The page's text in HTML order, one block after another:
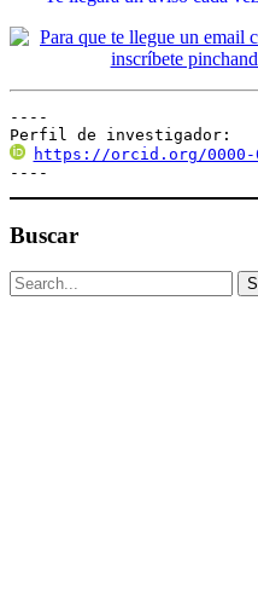
----
Perfil de investigador:
https://orcid.org/0000-
----
Buscar